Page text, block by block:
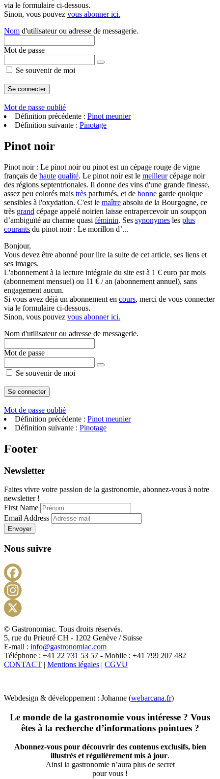
via le formulaire ci-dessous.
Sinon, vous pouvez vous abonner ici.
Nom d'utilisateur ou adresse de messagerie.
Mot de passe
Se souvenir de moi
Mot de passe oublié
Définition précédente : Pinot meunier
Définition suivante : Pinotage
Pinot noir
Pinot noir : Le pinot noir ou pinot est un cépage rouge de vigne
français de haute qualité. Le pinot noir est le meilleurcépage noir
des régions septentrionales. Il donne des vins d'une grande finesse,
assez peu colorés mais très parfumés, et de bonne garde quoique
sensibles à l'oxydation. C'est le maître absolu de la Bourgogne, ce
très grand cépage appelé noirien laisse entrapercevoir un soupçon
d’ambiguïté au charme quasi féminin. Ses synonymes les plus
courants du pinot noir : Le morillon d’...
Bonjour,
Vous devez être abonné pour lire la suite de cet article, ses liens et
ses images.
L'abonnement à la lecture intégrale du site est à 1 € euro par mois
(abonnement mensuel) ou 11 € / an (abonnement annuel), sans
engagement aucun.
Si vous avez déjà un abonnement en cours, merci de vous connecter
via le formulaire ci-dessous.
Sinon, vous pouvez vous abonner ici.
Nom d'utilisateur ou adresse de messagerie.
Mot de passe
Se souvenir de moi
Mot de passe oublié
Définition précédente : Pinot meunier
Définition suivante : Pinotage
Footer
Newsletter
Faites vivre votre passion de la gastronomie, abonnez-vous à notre
newsletter !
First Name
Email Address
Envoyer
Nous suivre
X
© Gastronomiac. Tous droits réservés.
5, rue du Prieuré CH - 1202 Genève / Suisse
E-mail : info@gastronomiac.com
Téléphone : +41 22 731 53 57 - Mobile : +41 799 207 482
CONTACT | Mentions légales | CGVU
Webdesign & développement : Johanne (webarcana.fr)
Le monde de la gastronomie vous intéresse ? Vous
êtes à la recherche d’informations pointues ?
Abonnez-vous pour découvrir des contenus exclusifs, bien
illustrés et régulièrement mis à jour.
Ainsi la gastronomie n’aura plus de secret
pour vous !